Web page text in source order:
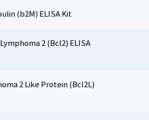
(b2M) ELISA Kit
2 (Bcl2) ELISA
2 Like Protein (Bcl2L)